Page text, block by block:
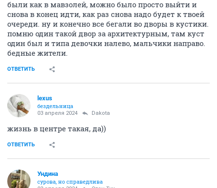
были как в мавзолей, можно было просто выйти и
снова в конец идти, как раз снова надо будет к твоей
очереди. ну и конечно все бегали во дворы в кустики.
помню один такой двор за архитектурным, там куст
один был и типа девочки налево, мальчики направо.
бедные жители.
ОТВЕТИТЬ
lexus
бездельница
03 апреля 2024 Dаkota
жизнь в центре такая, да))
ОТВЕТИТЬ
Ундинa
сурова, но справедлива